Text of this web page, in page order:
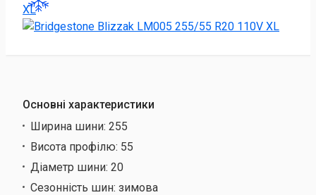
Основні характеристики
Ширина шини: 255
Висота профілю: 55
Діаметр шини: 20
Сезонність шин: зимова